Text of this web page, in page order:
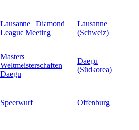
Lausanne | Diamond
League Meeting
Lausanne
(Schweiz)
Masters
Weltmeisterschaften
Daegu
Daegu
(Südkorea)
Speerwurf Offenburg